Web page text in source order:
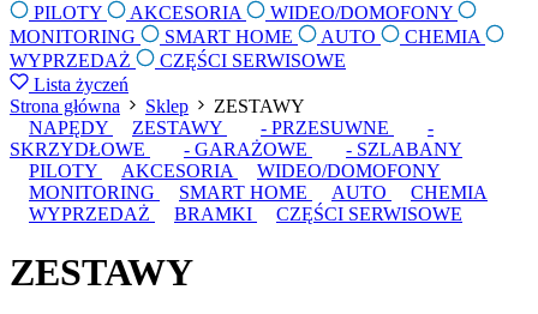
PILOTY
AKCESORIA
WIDEO/DOMOFONY
MONITORING
SMART HOME AUTO
CHEMIA
WYPRZEDAŻ
CZĘŚCI SERWISOWE
Lista życzeń
Strona główna
Sklep
ZESTAWY
NAPĘDY
ZESTAWY - PRZESUWNE
-
SKRZYDŁOWE
- GARAŻOWE
- SZLABANY
PILOTY
AKCESORIA
WIDEO/DOMOFONY
MONITORING
SMART HOME AUTO
CHEMIA
WYPRZEDAŻ
BRAMKI CZĘŚCI SERWISOWE
ZESTAWY